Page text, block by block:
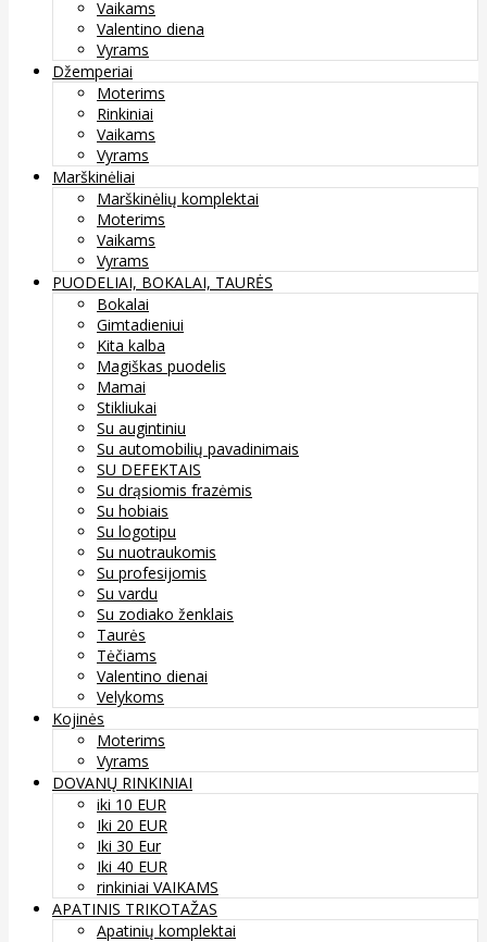
Vaikams
Valentino diena
Vyrams
Džemperiai
Moterims
Rinkiniai
Vaikams
Vyrams
Marškinėliai
Marškinėlių komplektai
Moterims
Vaikams
Vyrams
PUODELIAI, BOKALAI, TAURĖS
Bokalai
Gimtadieniui
Kita kalba
Magiškas puodelis
Mamai
Stikliukai
Su augintiniu
Su automobilių pavadinimais
SU DEFEKTAIS
Su drąsiomis frazėmis
Su hobiais
Su logotipu
Su nuotraukomis
Su profesijomis
Su vardu
Su zodiako ženklais
Taurės
Tėčiams
Valentino dienai
Velykoms
Kojinės
Moterims
Vyrams
DOVANŲ RINKINIAI
iki 10 EUR
Iki 20 EUR
Iki 30 Eur
Iki 40 EUR
rinkiniai VAIKAMS
APATINIS TRIKOTAŽAS
Apatinių komplektai